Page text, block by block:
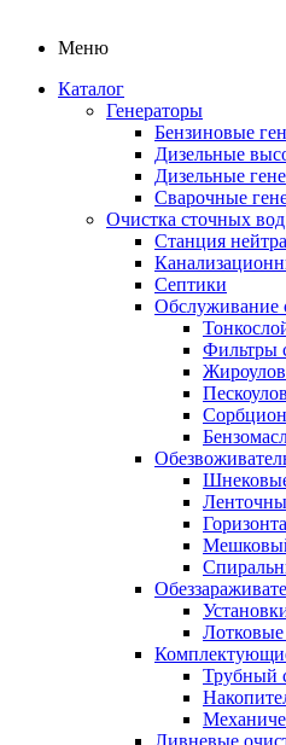
Меню
Каталог
Генераторы
Бензиновые
Дизельные
Дизельные
Сварочные
Очистка сточных вод
Станция
Септики
Обслуживание
Фильтры
Трубный
Ливневые